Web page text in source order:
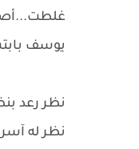
يوسف
نظر رعد
نظر له